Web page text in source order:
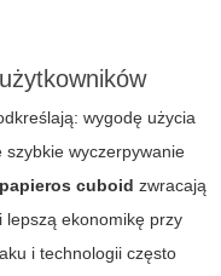
wygodę użycia
szybkie wyczerpywanie
cuboid zwracają
lepszą ekonomikę przy
i technologii często